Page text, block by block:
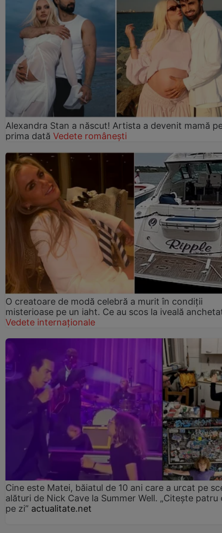
Alexandra Stan a născut! Artista a devenit mamă
prima dată Vedete românești
O creatoare de modă celebră a murit în condiții
misterioase pe un iaht. Ce au scos la iveală
Vedete internaționale
Cine este Matei, băiatul de 10 ani care a urcat pe
alături de Nick Cave la Summer Well. „Citește patru
pe zi” actualitate.net